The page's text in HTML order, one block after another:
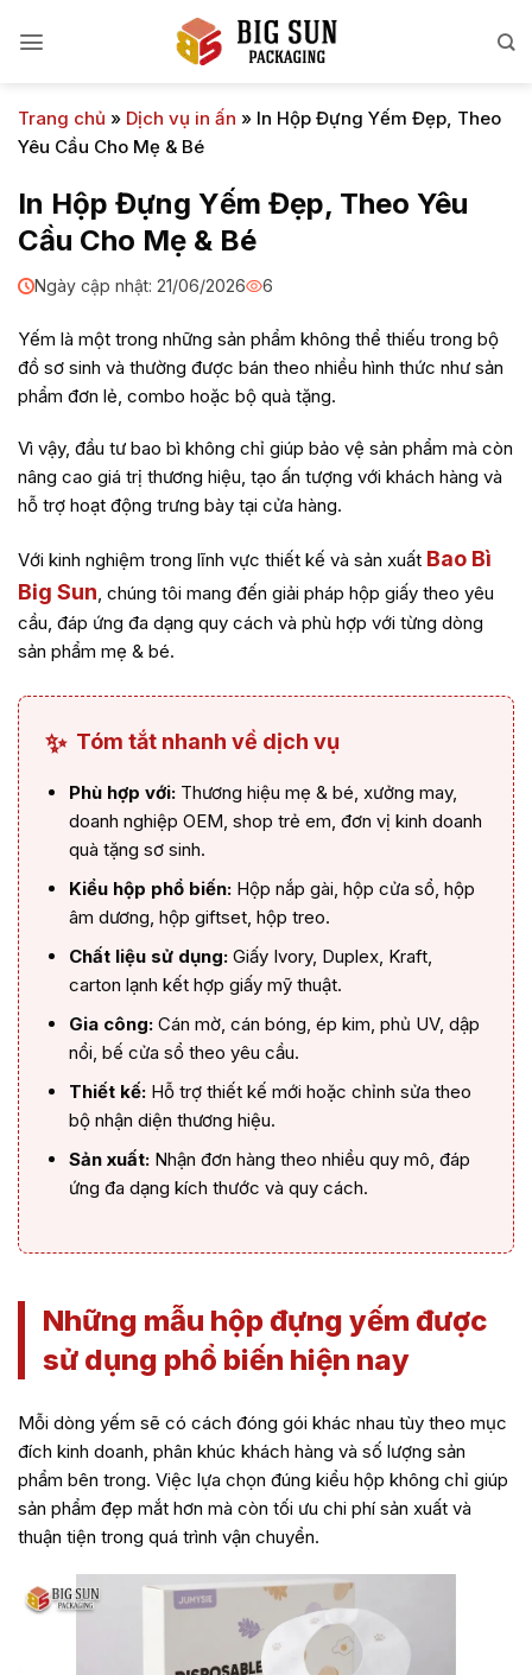
qua
Trang chủ » Dịch vụ in ấn » In Hộp Đựng Yếm Đẹp, Theo
Yêu Cầu Cho Mẹ & Bé
In Hộp Đựng Yếm Đẹp, Theo Yêu
Cầu Cho Mẹ & Bé
Ngày cập nhật: 21/06/2026 6
Yếm là một trong những sản phẩm không thể thiếu trong bộ
đồ sơ sinh và thường được bán theo nhiều hình thức như sản
phẩm đơn lẻ, combo hoặc bộ quà tặng.
Vì vậy, đầu tư bao bì không chỉ giúp bảo vệ sản phẩm mà còn
nâng cao giá trị thương hiệu, tạo ấn tượng với khách hàng và
hỗ trợ hoạt động trưng bày tại cửa hàng.
Với kinh nghiệm trong lĩnh vực thiết kế và sản xuất Bao Bì
Big Sun, chúng tôi mang đến giải pháp hộp giấy theo yêu
cầu, đáp ứng đa dạng quy cách và phù hợp với từng dòng
sản phẩm mẹ & bé.
✨ Tóm tắt nhanh về dịch vụ
Phù hợp với:Thương hiệu mẹ & bé, xưởng may,
doanh nghiệp OEM, shop trẻ em, đơn vị kinh doanh
quà tặng sơ sinh.
Kiểu hộp phổ biến:Hộp nắp gài, hộp cửa sổ, hộp
âm dương, hộp giftset, hộp treo.
Chất liệu sử dụng:Giấy Ivory, Duplex, Kraft,
carton lạnh kết hợp giấy mỹ thuật.
Gia công:Cán mờ, cán bóng, ép kim, phủ UV, dập
nổi, bế cửa sổ theo yêu cầu.
Thiết kế:Hỗ trợ thiết kế mới hoặc chỉnh sửa theo
bộ nhận diện thương hiệu.
Sản xuất:Nhận đơn hàng theo nhiều quy mô, đáp
ứng đa dạng kích thước và quy cách.
Những mẫu hộp đựng yếm được
sử dụng phổ biến hiện nay
Mỗi dòng yếm sẽ có cách đóng gói khác nhau tùy theo mục
đích kinh doanh, phân khúc khách hàng và số lượng sản
phẩm bên trong. Việc lựa chọn đúng kiểu hộp không chỉ giúp
sản phẩm đẹp mắt hơn mà còn tối ưu chi phí sản xuất và
thuận tiện trong quá trình vận chuyển.